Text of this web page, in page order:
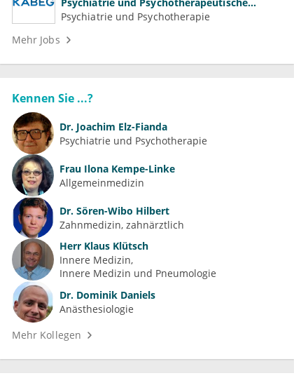
Medizin (m/w/d)
Psychiatrie und Psychotherapie
Mehr Jobs
Kennen Sie ...?
Dr. Joachim Elz-Fianda
Psychiatrie und Psychotherapie
Frau Ilona Kempe-Linke
Allgemeinmedizin
Dr. Sören-Wibo Hilbert
Zahnmedizin, zahnärztlich
Herr Klaus Klütsch
Innere Medizin
Innere Medizin und Pneumologie
Dr. Dominik Daniels
Anästhesiologie
Mehr Kollegen